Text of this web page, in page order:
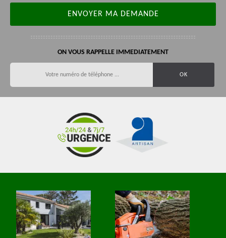
ON VOUS RAPPELLE IMMEDIATEMENT